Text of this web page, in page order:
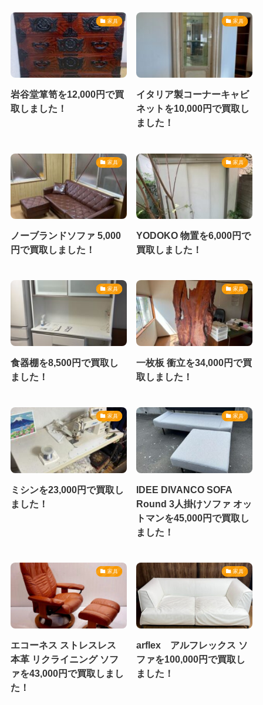
家具
岩谷堂箪笥を12,000円で買
取しました！
家具
イタリア製コーナーキャビ
ネットを10,000円で買取し
ました！
家具
ノーブランドソファ 5,000
円で買取しました！
家具
YODOKO 物置を6,000円で
買取しました！
家具
食器棚を8,500円で買取し
ました！
家具
一枚板 衝立を34,000円で買
取しました！
家具
ミシンを23,000円で買取し
ました！
家具
IDEE DIVANCO SOFA
Round 3人掛けソファ オッ
トマンを45,000円で買取し
ました！
家具
エコーネス ストレスレス
本革 リクライニング ソフ
ァを43,000円で買取しまし
た！
家具
arflex アルフレックス ソ
ファを100,000円で買取し
ました！